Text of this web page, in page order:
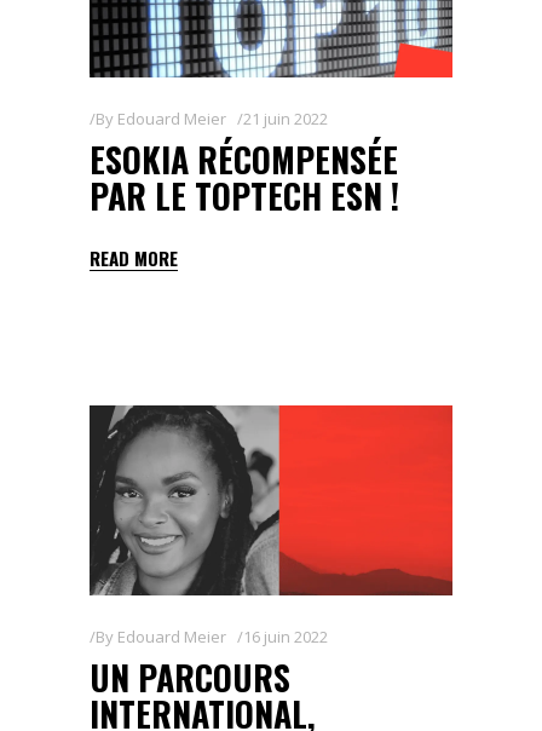
By Edouard Meier 21 juin 2022
ESOKIA RÉCOMPENSÉE
PAR LE TOPTECH ESN !
READ MORE
By Edouard Meier 16 juin 2022
UN PARCOURS
INTERNATIONAL,